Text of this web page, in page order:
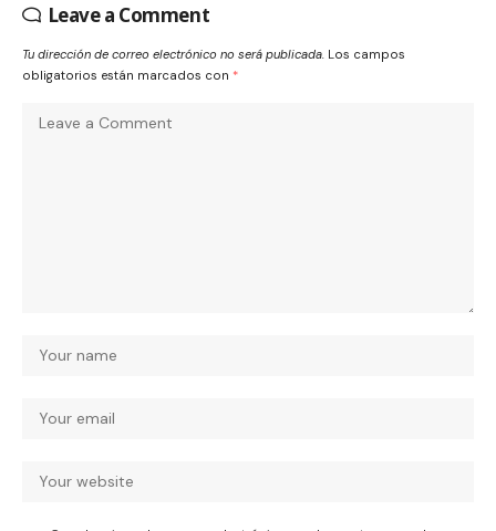
Leave a Comment
Tu dirección de correo electrónico no será publicada. Los campos
obligatorios están marcados con *